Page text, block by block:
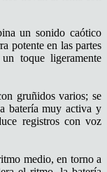
un sonido caótico
potente en las partes
toque ligeramente
gruñidos varios; se
batería muy activa y
registros con voz
medio, en torno a